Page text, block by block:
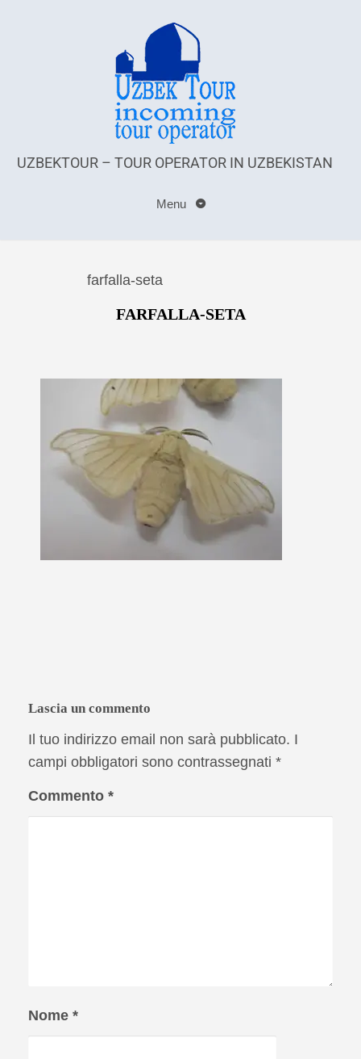
UZBEKTOUR – TOUR OPERATOR IN UZBEKISTAN
Menu
farfalla-seta
FARFALLA-SETA
Lascia un commento
Il tuo indirizzo email non sarà pubblicato. I
campi obbligatori sono contrassegnati *
Commento *
Nome *